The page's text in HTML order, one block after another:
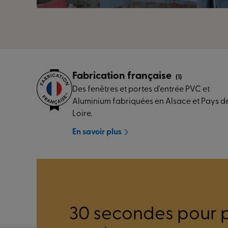
Fabrication française (1)
Des fenêtres et portes d'entrée PVC et
Aluminium fabriquées en Alsace et Pays
Loire.
En savoir plus
30 secondes pour